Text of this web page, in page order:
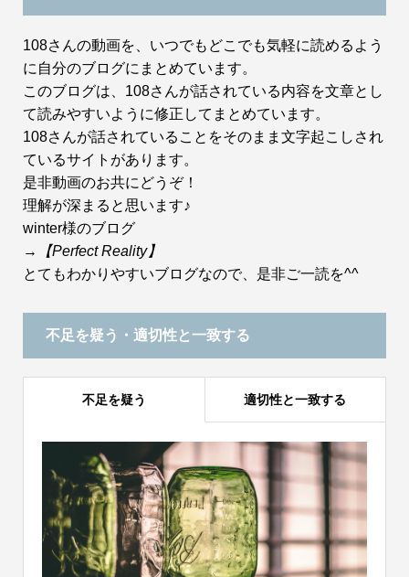
108さんの動画を、いつでもどこでも気軽に読めるよう
に自分のブログにまとめています。
このブログは、108さんが話されている内容を文章とし
て読みやすいように修正してまとめています。
108さんが話されていることをそのまま文字起こしされ
ているサイトがあります。
是非動画のお共にどうぞ！
理解が深まると思います♪
winter様のブログ
→
【Perfect Reality】
とてもわかりやすいブログなので、是非ご一読を^^
不足を疑う・適切性と一致する
不足を疑う 適切性と一致する